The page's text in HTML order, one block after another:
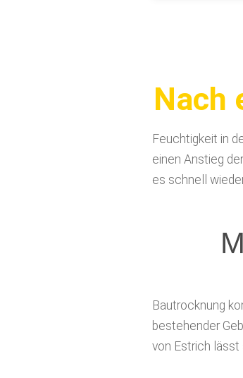
Nach
Feuchtigkeit in
einen Anstieg
es schnell
Bautrocknung
bestehender
von Estrich lässt